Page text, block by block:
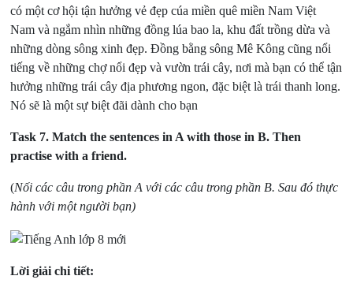
có một cơ hội tận hưởng vẻ đẹp cúa miền quê miền Nam Việt
Nam và ngắm nhìn những đồng lúa bao la, khu đất trồng dừa và
những dòng sông xinh đẹp. Đồng bằng sông Mê Kông cũng nổi
tiếng về những chợ nổi đẹp và vườn trái cây, nơi mà bạn có thể tận
hưởng những trái cây địa phương ngon, đặc biệt là trái thanh long.
Nó sẽ là một sự biệt đãi dành cho bạn
Task 7.Match the sentences in A with those in B. Then
practise with a friend.
(Nối các câu trong phần A với các câu trong phần B. Sau đó thực
hành với một người bạn)
Lời giải chi tiết: